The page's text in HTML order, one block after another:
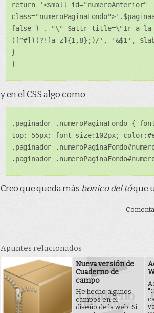
return '<small id="numeroAnterior"
false ) . "\" $attr title=\"Ir a la
([^#])(?![a-z]{1,8};)/', '&$1',
}
}
y en el CSS algo como
.paginador .numeroPaginaFondo
top:-55px; font-size:102px;
.paginador
.paginador
Creo que queda más bonico del tóque
Apuntes relacionados
Nueva versión de
Cuaderno de
campo
He hecho algunos
campos en el
diseño de la web. Si